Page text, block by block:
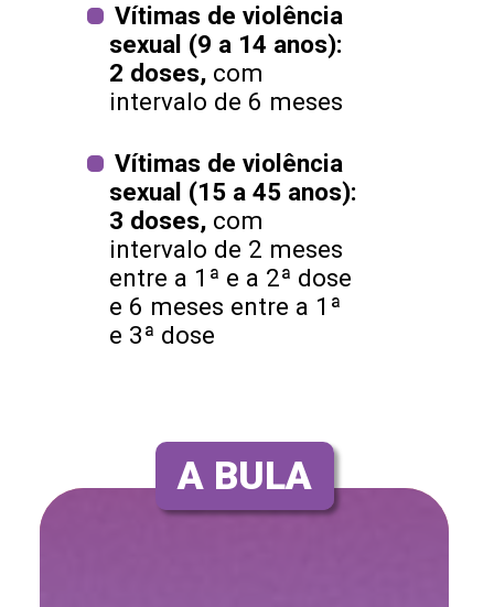
Vítimas de violência
sexual (9 a 14 anos):
2 doses, com
intervalo de 6 meses
Vítimas de violência
sexual (15 a 45 anos):
3 doses, com
intervalo de 2 meses
entre a 1ª e a 2ª dose
e 6 meses entre a 1ª
e 3ª dose
A BULA